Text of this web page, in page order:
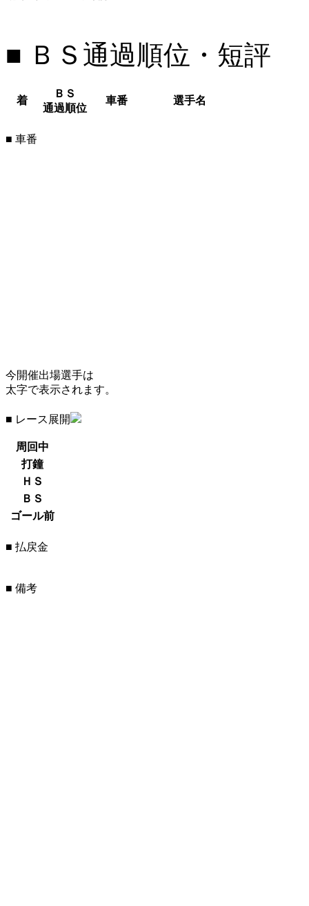
■ ＢＳ通過順位・短評
着
ＢＳ
通過順位
車番 選手名
■ 車番
今開催出場選手は
太字で表示されます。
■ レース展開
周回中
打鐘
ＨＳ
ＢＳ
ゴール前
■ 払戻金
■ 備考